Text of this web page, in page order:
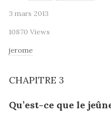
3 mars 2013
10870 Views
jerome
CHAPITRE 3
Qu’est-ce que le